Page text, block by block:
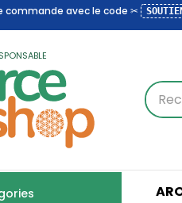
commande avec le code ✂